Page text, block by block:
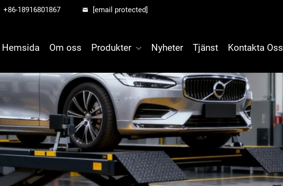
+86-18916801867 [email protected]
Hemsida Om oss Produkter Nyheter Tjänst Kontakta Oss